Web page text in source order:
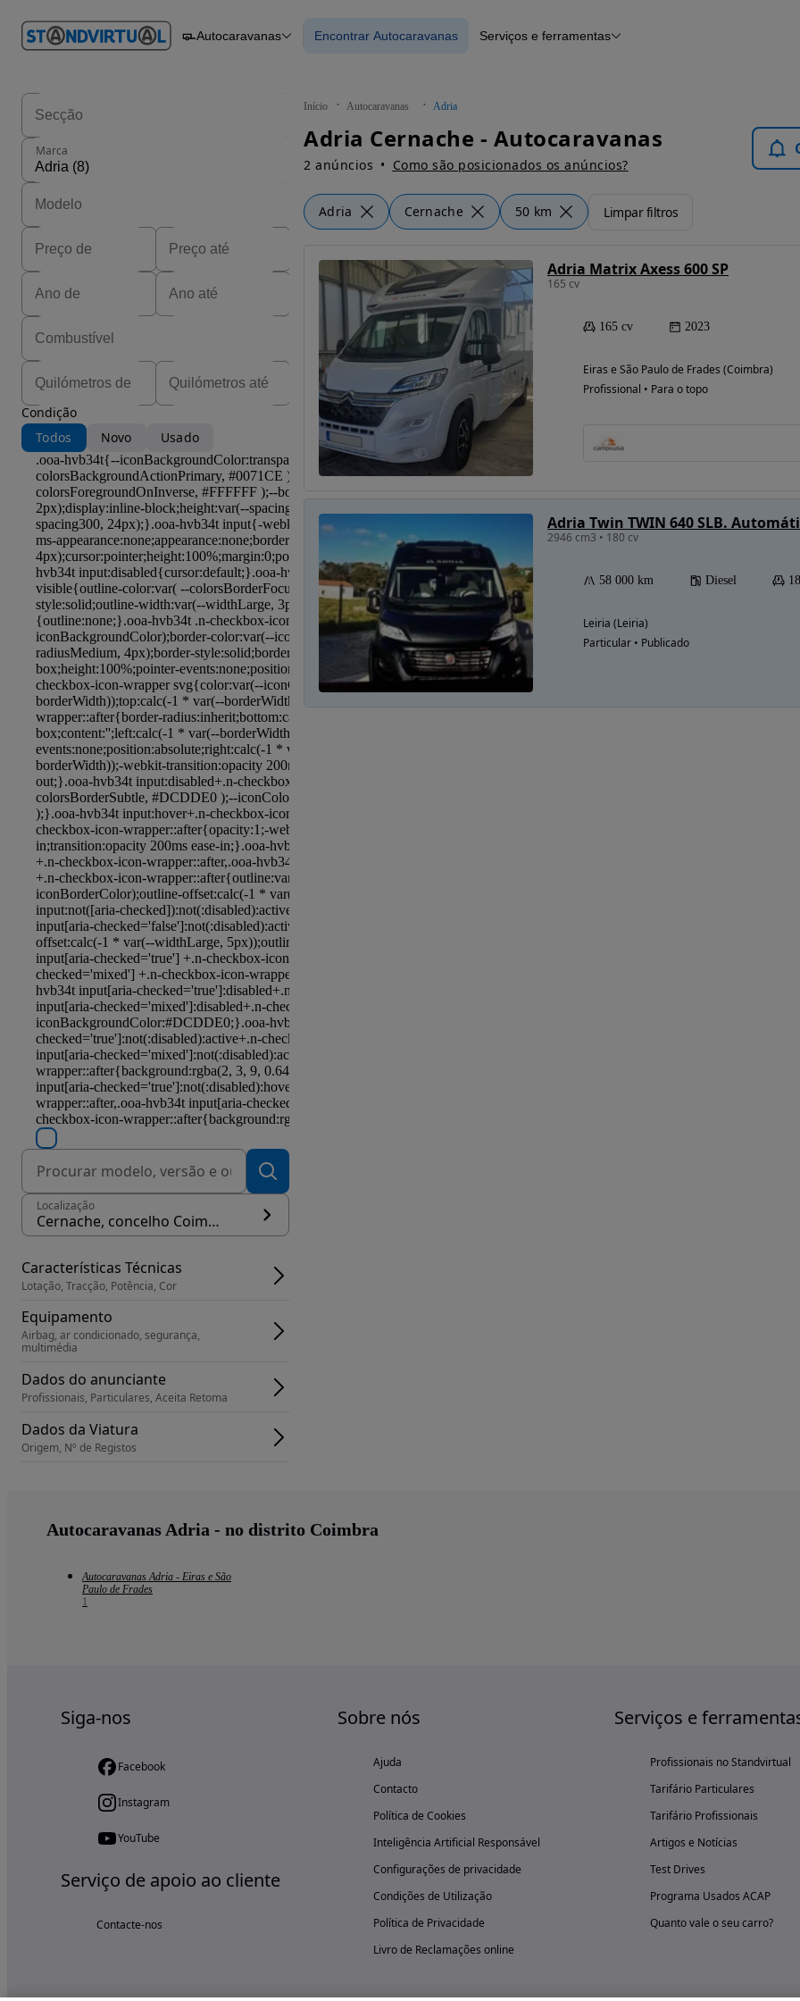
em
Carros Carros
Autocaravanas Encontrar Autocaravanas Serviços e ferramentas
Início Autocaravanas Adria
Adria Cernache - Autocaravanas
2 anúncios Como são posicionados os anúncios?
Adria Cernache 50 km Limpar filtros
Marca
Condição
Todos
Novo Usado
Localização
Cernache, concelho Coimbra
Características Técnicas
Lotação, Tracção, Potência, Cor
Equipamento
Airbag, ar condicionado, segurança,
multimédia
Dados do anunciante
Profissionais, Particulares, Aceita Retoma
Dados da Viatura
Origem, Nº de Registos
Adria Matrix Axess 600 SP
165 cv
165 cv 2023
Eiras e São Paulo de Frades (Coimbra)
Profissional • Para o topo
Adria Twin TWIN 640 SLB.
2946 cm3 • 180 cv
58 000 km Diesel
Leiria (Leiria)
Particular • Publicado
Autocaravanas Adria - no distrito Coimbra
Autocaravanas Adria - Eiras e São
Paulo de Frades
1
Siga-nos
Facebook
Instagram
YouTube
Serviço de apoio ao cliente
Contacte-nos
Sobre nós
Ajuda
Contacto
Política de Cookies
Inteligência Artificial Responsável
Configurações de privacidade
Condições de Utilização
Política de Privacidade
Livro de Reclamações online
Serviços e
Profissionais no Standvirtual
Tarifário Particulares
Tarifário Profissionais
Artigos e Notícias
Test Drives
Programa Usados ACAP
Quanto vale o seu carro?